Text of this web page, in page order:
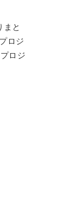
まと
ロジ
ロジ